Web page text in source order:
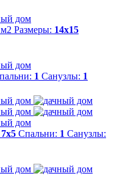
Размеры: 14х15
1 Санузлы: 1
7х5 Спальни: 1 Санузлы: